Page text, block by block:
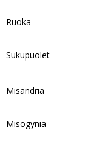
Ruoka
Sukupuolet
Misandria
Misogynia